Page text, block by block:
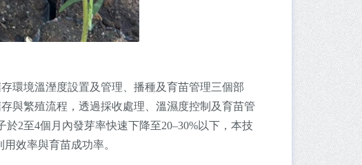
環境溫溼度設置及管理、播種及育苗管理三個部
與繁殖流程，透過採收處理、溫濕度控制及育苗管
2至4個月內發芽率快速下降至20–30%以下，本技
效率與育苗成功率。